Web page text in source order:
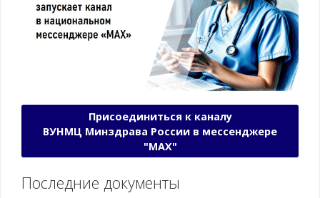
Присоединиться к каналу
ВУНМЦ Минздрава России в мессенджере
"МАХ"
Последние документы